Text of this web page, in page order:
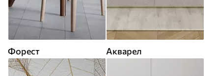
Форест Акварел